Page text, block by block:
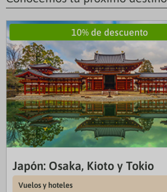
10% de descuento
Japón: Osaka, Kioto y Tokio
Vuelos y hoteles